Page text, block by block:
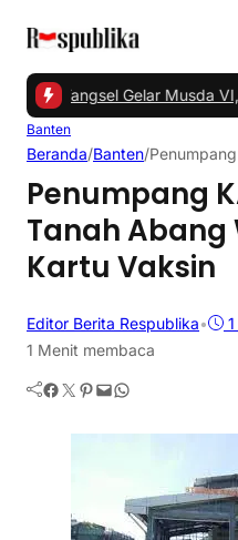
PKS Tangsel Gelar Musda
Banten
Beranda/Banten/
Penumpang
Tanah Abang
Kartu Vaksin
Editor Berita Respublika•
1 Menit membaca
Facebook Twitter Pinterest Mail WhatsApp